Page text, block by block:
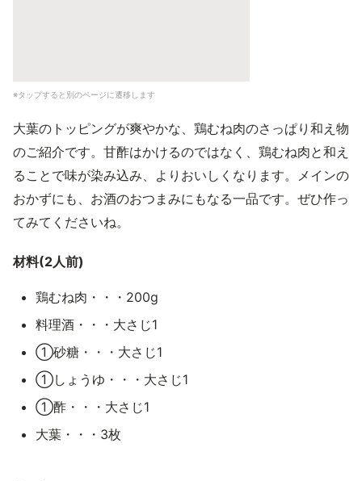
※タップすると別のページに遷移します
大葉のトッピングが爽やかな、鶏むね肉のさっぱり和え物
のご紹介です。甘酢はかけるのではなく、鶏むね肉と和え
ることで味が染み込み、よりおいしくなります。メインの
おかずにも、お酒のおつまみにもなる一品です。ぜひ作っ
てみてくださいね。
材料(2人前)
鶏むね肉・・・200g
料理酒・・・大さじ1
①砂糖・・・大さじ1
①しょうゆ・・・大さじ1
①酢・・・大さじ1
大葉・・・3枚